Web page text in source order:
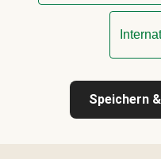
Speichern